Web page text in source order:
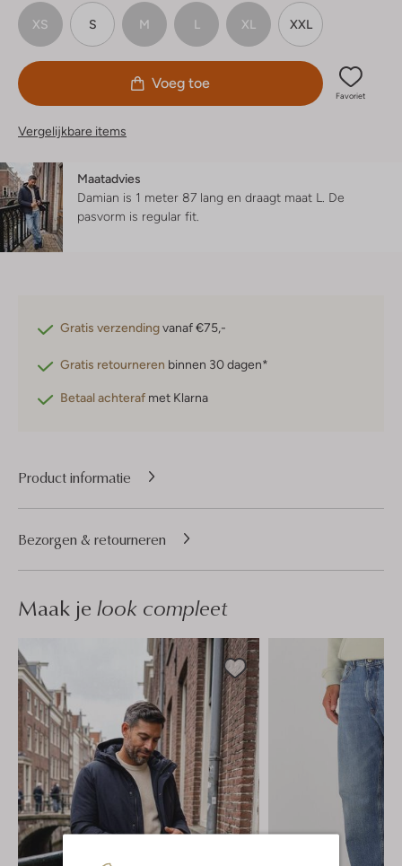
XS S M L XL XXL
Voeg toe
Favoriet
Vergelijkbare items
Maatadvies
Damian is 1 meter 87 lang en draagt maat L. De
pasvorm is regular fit
Gratis verzendingvanaf €75,-
Gratis retourneren binnen 30 dagen*
Betaal achteraf met Klarna
Product informatie
Bezorgen & retourneren
Maak je look compleet